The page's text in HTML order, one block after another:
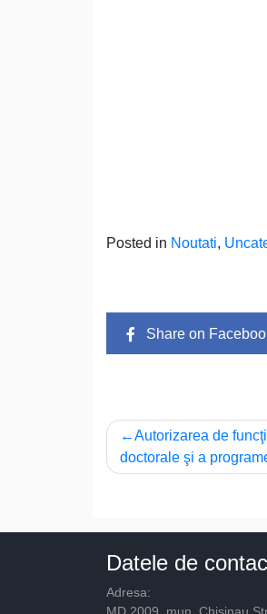
Posted in Noutati,
Share on
Navigare
în
Autorizarea de
doctorale şi a
Datele de
Adresa: